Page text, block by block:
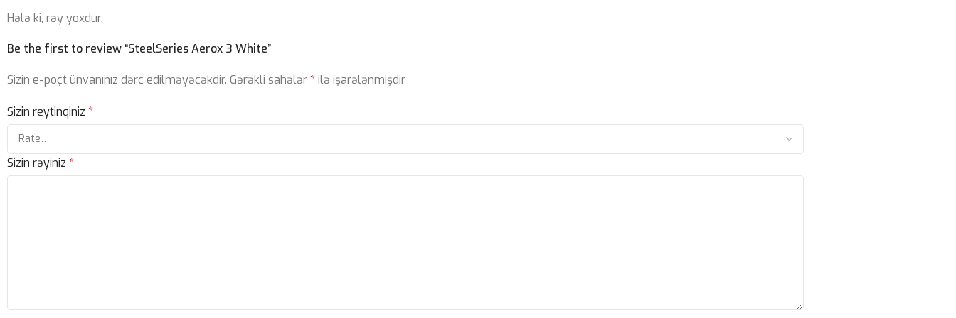
Hələ ki, rəy yoxdur.
Be the first to review “SteelSeries Aerox 3 White”
Sizin e-poçt ünvanınız dərc edilməyəcəkdir. Gərəkli sahələr*ilə işarələnmişdir
Sizin reytinqiniz *
Sizin rəyiniz *